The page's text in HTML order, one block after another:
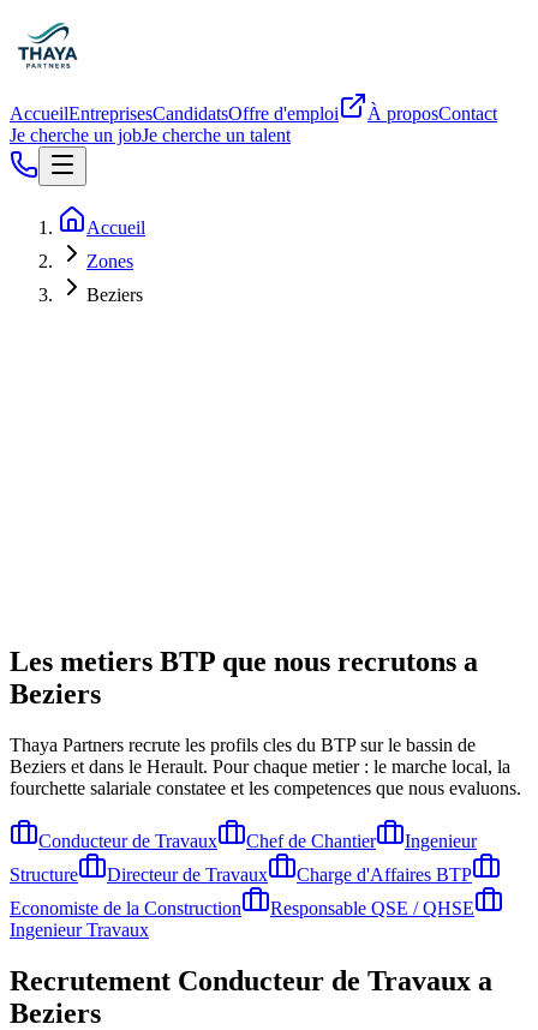
AccueilEntreprisesCandidatsOffre d'emploi À proposContact
Je cherche un jobJe cherche un talent
Accueil
Zones
Beziers
Les metiers BTP que nous recrutons a
Beziers
Thaya Partners recrute les profils cles du BTP sur le bassin de
Beziers et dans le Herault. Pour chaque metier : le marche local, la
fourchette salariale constatee et les competences que nous evaluons.
Conducteur de Travaux Chef de Chantier
Ingenieur
Structure
Directeur de Travaux
Charge d'Affaires BTP
Economiste de la Construction
Responsable QSE / QHSE
Ingenieur Travaux
Recrutement Conducteur de Travaux a
Beziers